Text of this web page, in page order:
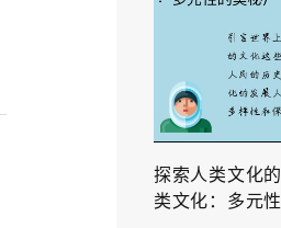
探索人类文化
类文化：多元